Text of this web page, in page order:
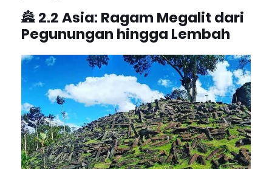
🏯2.2 Asia: Ragam Megalit dari
Pegunungan hingga Lembah